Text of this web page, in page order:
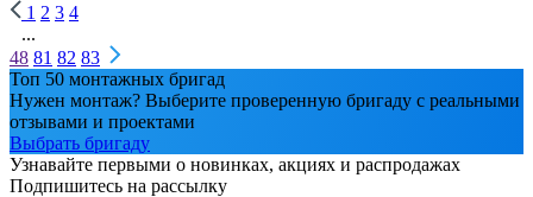
1 2 3 4
...
48 81 82 83
Топ 50 монтажных бригад
Нужен монтаж? Выберите проверенную бригаду с реальными
отзывами и проектами
Выбрать бригаду
Узнавайте первыми о новинках, акциях и распродажах
Подпишитесь на рассылку